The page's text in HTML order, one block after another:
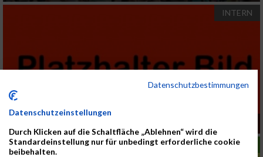
INTERN
LAUFSPORT
Datenschutzbestimmungen
Datenschutzeinstellungen
Durch Klicken auf die Schaltfläche „Ablehnen“ wird die
Standardeinstellung nur für unbedingt erforderliche cookie
beibehalten.